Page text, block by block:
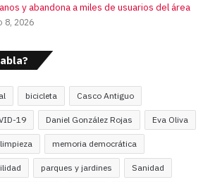
y abandona a miles de usuarios del área
8, 2026
bicicleta Casco Antiguo
19 Daniel González Rojas Eva Oliva
limpieza memoria democrática
parques y jardines Sanidad